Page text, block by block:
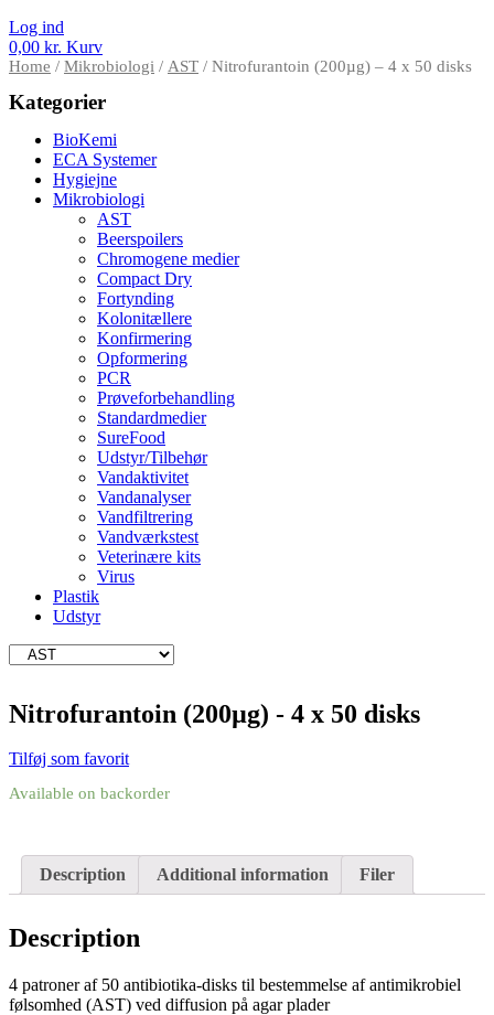
Log ind
0,00 kr. Kurv
Home / Mikrobiologi / AST / Nitrofurantoin (200µg) – 4 x 50 disks
Kategorier
BioKemi
ECA Systemer
Hygiejne
Mikrobiologi
AST
Beerspoilers
Chromogene medier
Compact Dry
Fortynding
Kolonitællere
Konfirmering
Opformering
PCR
Prøveforbehandling
Standardmedier
SureFood
Udstyr/Tilbehør
Vandaktivitet
Vandanalyser
Vandfiltrering
Vandværkstest
Veterinære kits
Virus
Plastik
Udstyr
Nitrofurantoin (200µg) - 4 x 50 disks
Tilføj som favorit
Available on backorder
Description Additional information Filer
Description
4 patroner af 50 antibiotika-disks til bestemmelse af antimikrobiel
følsomhed (AST) ved diffusion på agar plader